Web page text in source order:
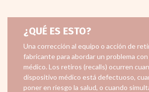
¿QUÉ ES ESTO?
Una corrección al equipo o acción de
fabricante para abordar un problema
médico. Los retiros (recalls) ocurren
dispositivo médico está defectuoso,
poner en riesgo la salud, o cuando